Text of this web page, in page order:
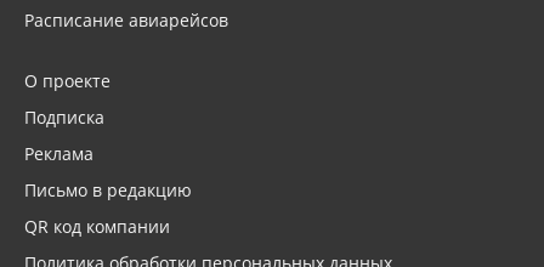
Расписание авиарейсов
О проекте
Подписка
Реклама
Письмо в редакцию
QR код компании
Политика обработки персональных данных